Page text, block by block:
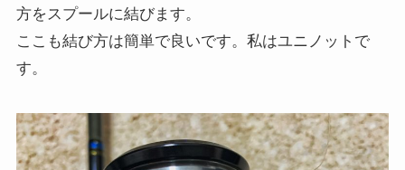
方をスプールに結びます。
ここも結び方は簡単で良いです。私はユニノットで
す。